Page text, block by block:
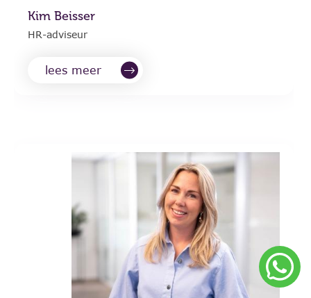
Kim Beisser
HR-adviseur
lees meer